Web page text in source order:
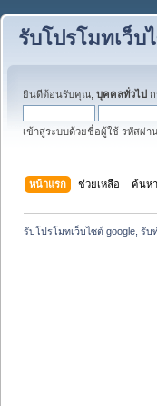
รับโปรโมทเว็บ
ยินดีต้อนรับคุณ, บุคคลทั่วไป
เข้าสู่ระบบด้วยชื่อผู้ใช้ รหัสผ่า
หน้าแรก ช่วยเหลือ ค้นหา
รับโปรโมทเว็บไซต์ google, รับ